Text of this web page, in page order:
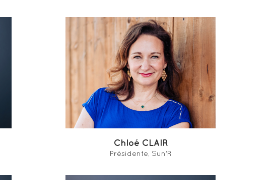
Chloé CLAIR
Présidente, Sun'R